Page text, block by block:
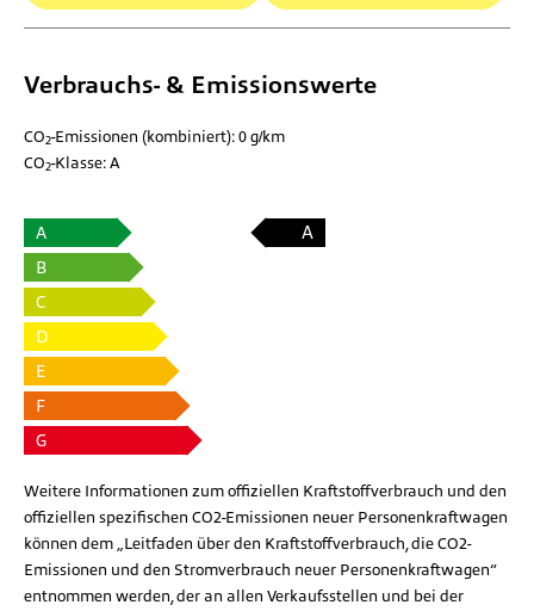
Verbrauchs- & Emissionswerte
CO2-Emissionen (kombiniert): 0 g/km
CO2-Klasse: A
A
A
B
C
D
E
F
G
Weitere Informationen zum offiziellen Kraftstoffverbrauch und den
offiziellen spezifischen CO2-Emissionen neuer Personenkraftwagen
können dem „Leitfaden über den Kraftstoffverbrauch, die CO2-
Emissionen und den Stromverbrauch neuer Personenkraftwagen“
entnommen werden, der an allen Verkaufsstellen und bei der